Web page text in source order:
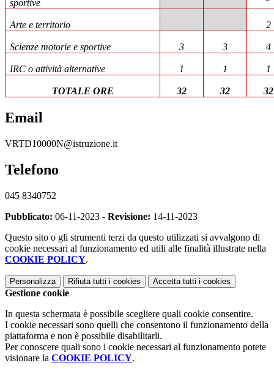
sportive
Arte e territorio 2
Scienze motorie e sportive 3 3 4
IRC o attività alternative 1 1 1
TOTALE ORE 32 32 32
Email
VRTD10000N@istruzione.it
Telefono
045 8340752
Pubblicato: 06-11-2023 - Revisione: 14-11-2023
Questo sito o gli strumenti terzi da questo utilizzati si avvalgono di
cookie necessari al funzionamento ed utili alle finalità illustrate nella
COOKIE POLICY.
Personalizza Rifiuta tutti i cookies Accetta tutti i cookies
Gestione cookie
In questa schermata è possibile scegliere quali cookie consentire.
I cookie necessari sono quelli che consentono il funzionamento della
piattaforma e non è possibile disabilitarli.
Per conoscere quali sono i cookie necessari al funzionamento potete
visionare la COOKIE POLICY.